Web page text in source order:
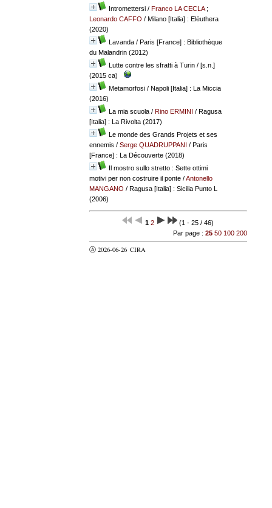
Intromettersi/ Franco LA CECLA;
Leonardo CAFFO / Milano [Italia] : Elèuthera
(2020)
Lavanda/ Paris [France] : Bibliothèque
du Malandrin (2012)
Lutte contre les sfratti à Turin/ [s.n.]
(2015 ca)
Metamorfosi/ Napoli [Italia] : La Miccia
(2016)
La mia scuola/ Rino ERMINI / Ragusa
[Italia] : La Rivolta (2017)
Le monde des Grands Projets et ses
ennemis / Serge QUADRUPPANI / Paris
[France] : La Découverte (2018)
Il mostro sullo stretto : Sette ottimi
motivi per non costruire il ponte/Antonello
MANGANO / Ragusa [Italia] : Sicilia Punto L
(2006)
1 2
(1 - 25 / 46)
Par page : 25 50 100 200
Ⓐ 2026-06-26 CIRA